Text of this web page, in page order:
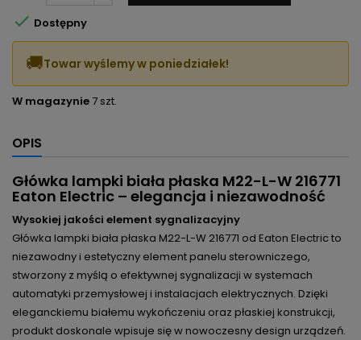
 Dostępny
🚚Towar wyślemy w poniedziałek!
W magazynie 7 szt.
OPIS
Główka lampki biała płaska M22-L-W 216771
Eaton Electric – elegancja i niezawodność
Wysokiej jakości element sygnalizacyjny
Główka lampki biała płaska M22-L-W 216771 od Eaton Electric to
niezawodny i estetyczny element panelu sterowniczego,
stworzony z myślą o efektywnej sygnalizacji w systemach
automatyki przemysłowej i instalacjach elektrycznych. Dzięki
eleganckiemu białemu wykończeniu oraz płaskiej konstrukcji,
produkt doskonale wpisuje się w nowoczesny design urządzeń.